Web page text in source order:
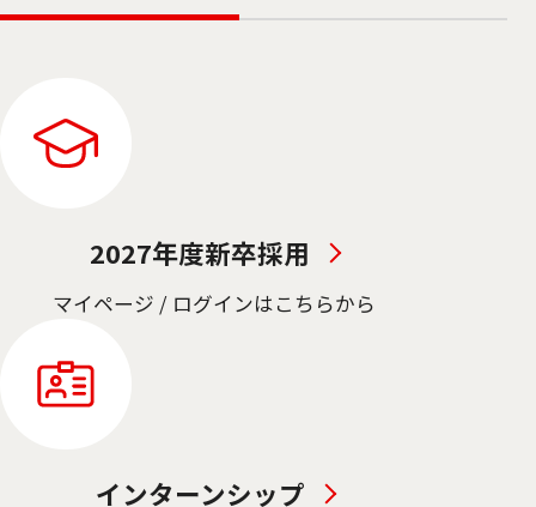
2027年度新卒採用
マイページ / ログインはこちらから
インターンシップ